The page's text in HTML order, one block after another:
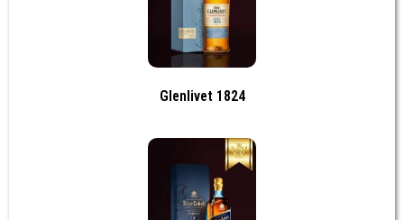
Glenlivet 1824